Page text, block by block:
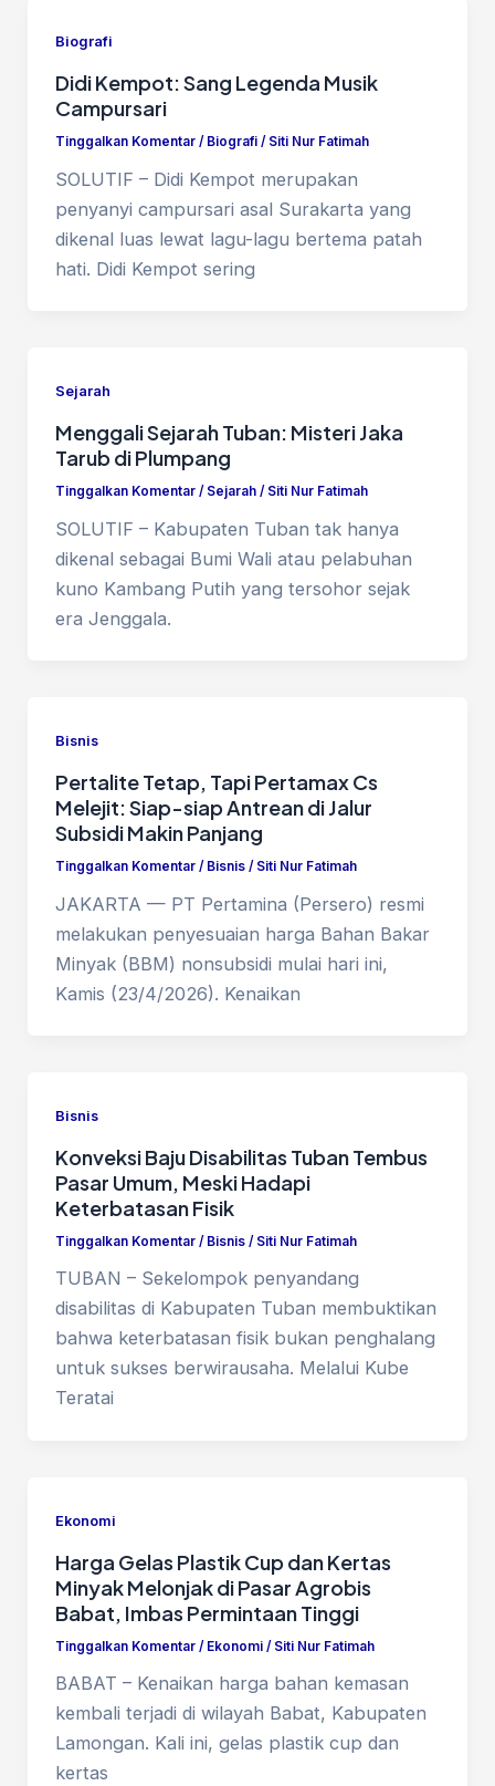
Biografi
Didi Kempot: Sang Legenda Musik
Campursari
Tinggalkan Komentar / Biografi/ Siti Nur Fatimah
SOLUTIF – Didi Kempot merupakan
penyanyi campursari asal Surakarta yang
dikenal luas lewat lagu-lagu bertema patah
hati. Didi Kempot sering
Sejarah
Menggali Sejarah Tuban: Misteri Jaka
Tarub di Plumpang
Tinggalkan Komentar / Sejarah/ Siti Nur Fatimah
SOLUTIF – Kabupaten Tuban tak hanya
dikenal sebagai Bumi Wali atau pelabuhan
kuno Kambang Putih yang tersohor sejak
era Jenggala.
Bisnis
Pertalite Tetap, Tapi Pertamax Cs
Melejit: Siap-siap Antrean di Jalur
Subsidi Makin Panjang
Tinggalkan Komentar / Bisnis/ Siti Nur Fatimah
JAKARTA — PT Pertamina (Persero) resmi
melakukan penyesuaian harga Bahan Bakar
Minyak (BBM) nonsubsidi mulai hari ini,
Kamis (23/4/2026). Kenaikan
Bisnis
Konveksi Baju Disabilitas Tuban Tembus
Pasar Umum, Meski Hadapi
Keterbatasan Fisik
Tinggalkan Komentar / Bisnis/ Siti Nur Fatimah
TUBAN – Sekelompok penyandang
disabilitas di Kabupaten Tuban membuktikan
bahwa keterbatasan fisik bukan penghalang
untuk sukses berwirausaha. Melalui Kube
Teratai
Ekonomi
Harga Gelas Plastik Cup dan Kertas
Minyak Melonjak di Pasar Agrobis
Babat, Imbas Permintaan Tinggi
Tinggalkan Komentar / Ekonomi/ Siti Nur Fatimah
BABAT – Kenaikan harga bahan kemasan
kembali terjadi di wilayah Babat, Kabupaten
Lamongan. Kali ini, gelas plastik cup dan
kertas